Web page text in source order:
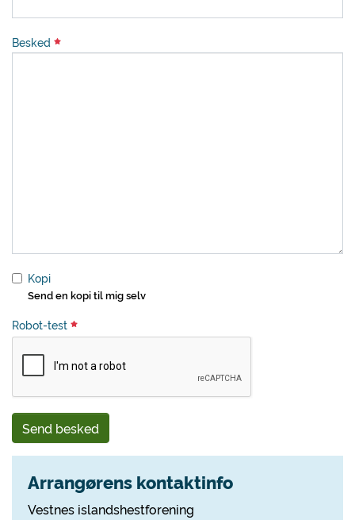
Besked
Kopi
Send en kopi til mig selv
Robot-test
Send besked
Arrangørens kontaktinfo
Vestnes islandshestforening